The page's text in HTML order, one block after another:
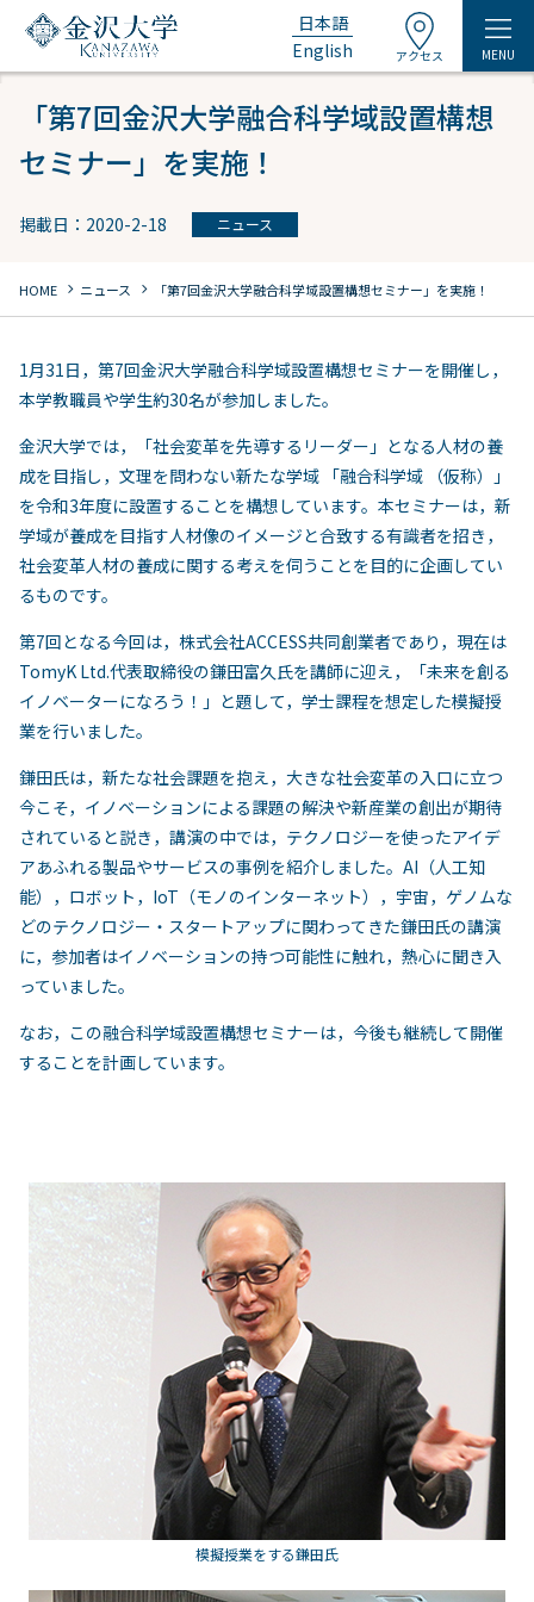
日本語
English
アクセス MENU
「第7回金沢大学融合科学域設置構想
セミナー」を実施！
掲載日：2020-2-18 ニュース
HOME chevron_right ニュース chevron_right 「第7回金沢大学融合科学域設置構想セミナー」を実施！
1月31日，第7回金沢大学融合科学域設置構想セミナーを開催し，
本学教職員や学生約30名が参加しました。
金沢大学では，「社会変革を先導するリーダー」となる人材の養
成を目指し，文理を問わない新たな学域 「融合科学域 （仮称）」
を令和3年度に設置することを構想しています。本セミナーは，新
学域が養成を目指す人材像のイメージと合致する有識者を招き，
社会変革人材の養成に関する考えを伺うことを目的に企画してい
るものです。
第7回となる今回は，株式会社ACCESS共同創業者であり，現在は
TomyK Ltd.代表取締役の鎌田富久氏を講師に迎え，「未来を創る
イノベーターになろう！」と題して，学士課程を想定した模擬授
業を行いました。
鎌田氏は，新たな社会課題を抱え，大きな社会変革の入口に立つ
今こそ，イノベーションによる課題の解決や新産業の創出が期待
されていると説き，講演の中では，テクノロジーを使ったアイデ
アあふれる製品やサービスの事例を紹介しました。AI（人工知
能），ロボット，IoT（モノのインターネット），宇宙，ゲノムな
どのテクノロジー・スタートアップに関わってきた鎌田氏の講演
に，参加者はイノベーションの持つ可能性に触れ，熱心に聞き入
っていました。
なお，この融合科学域設置構想セミナーは，今後も継続して開催
することを計画しています。
模擬授業をする鎌田氏